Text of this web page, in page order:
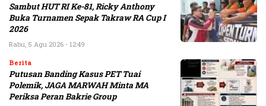
Sambut HUT RI Ke-81, Ricky Anthony
Buka Turnamen Sepak Takraw RA Cup I
2026
Rabu, 5 Agu 2026 - 12:49
Berita
Putusan Banding Kasus PET Tuai
Polemik, JAGA MARWAH Minta MA
Periksa Peran Bakrie Group